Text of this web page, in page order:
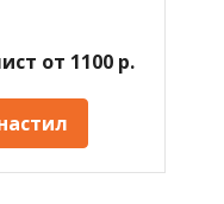
от 1100 р.